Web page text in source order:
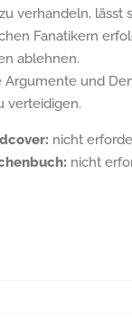
verhandeln,
Fanatikern
ablehnen.
Argumente und
verteidigen.
nicht
nicht